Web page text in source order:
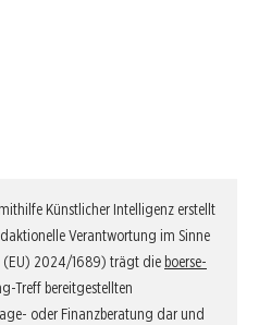
Künstlicher Intelligenz erstellt
Verantwortung im Sinne
(EU) 2024/1689) trägt die boerse-
Treff bereitgestellten
oder Finanzberatung dar und